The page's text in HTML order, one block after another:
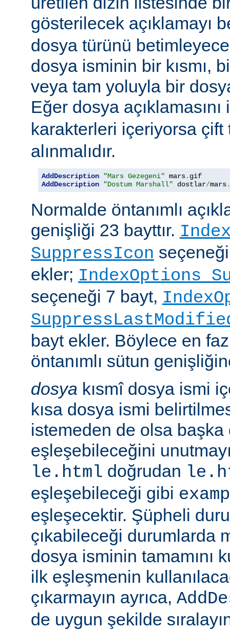
gösterilecek açıklamayı
dosya türünü
dosya isminin bir kısmı,
veya tam yoluyla bir
Eğer dosya
karakterleri içeriyorsa çift
alınmalıdır.
AddDescription "Mars Gezegeni" mars. gif
AddDescription
"Dostum Marshall" dostlar/mars.
Normalde öntanımlı
genişliği 23 bayttır.
SuppressIcon
ekler; IndexOptions
seçeneği 7 bayt,
bayt ekler. Böylece en
öntanımlı sütun
dosya kısmî dosya ismi
kısa dosya ismi
istemeden de olsa başka
eşleşebileceğini
le.html doğrudan
eşleşebileceği gibi
eşleşecektir. Şüpheli
çıkabileceği durumlarda
dosya isminin tamamını
ilk eşleşmenin
çıkarmayın ayrıca,
de uygun şekilde